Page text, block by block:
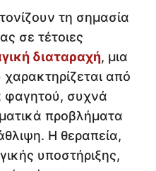
τη σημασία
σε τέτοιες
διαταραχή, μια
από
φαγητού, συχνά
προβλήματα
Η θεραπεία,
υποστήριξης,